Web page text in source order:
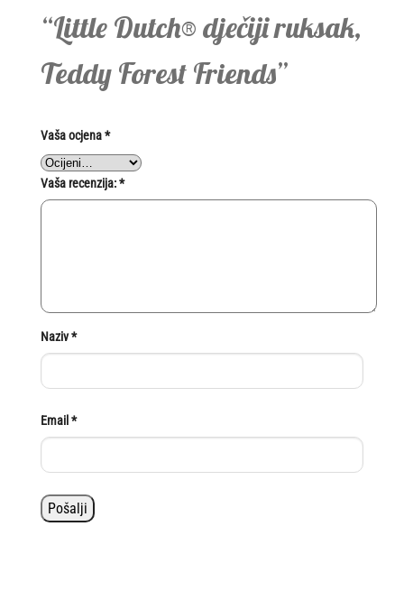
“Little Dutch® dječiji ruksak,
Teddy Forest Friends”
Vaša ocjena*
Vaša recenzija:*
Naziv*
Email *